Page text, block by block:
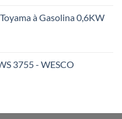
à Gasolina 0,6KW
3755 - WESCO